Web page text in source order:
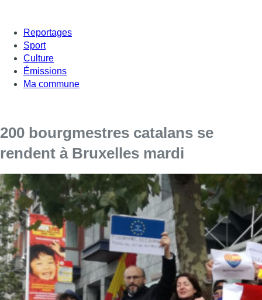
Reportages
Sport
Culture
Émissions
Ma commune
200 bourgmestres catalans se
rendent à Bruxelles mardi